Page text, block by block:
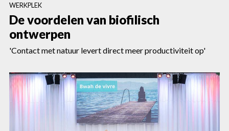
WERKPLEK
De voordelen van biofilisch
ontwerpen
'Contact met natuur levert direct meer productiviteit op'